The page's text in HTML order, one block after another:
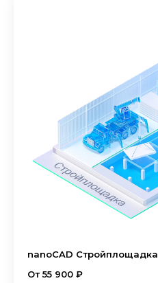
nanoCAD Стройплощадка
От 55 900 ₽